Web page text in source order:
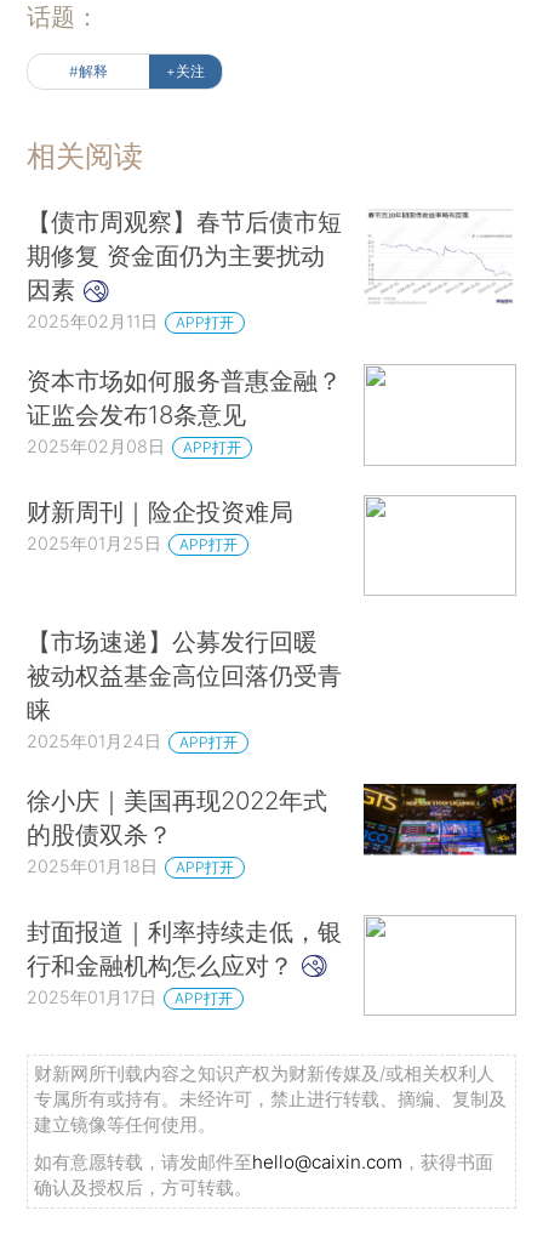
话题：
#解释 +关注
相关阅读
【债市周观察】春节后债市短
期修复 资金面仍为主要扰动
因素
2025年02月11日 APP打开
资本市场如何服务普惠金融？
证监会发布18条意见
2025年02月08日 APP打开
财新周刊｜险企投资难局
2025年01月25日 APP打开
【市场速递】公募发行回暖
被动权益基金高位回落仍受青
睐
2025年01月24日 APP打开
徐小庆｜美国再现2022年式
的股债双杀？
2025年01月18日 APP打开
封面报道｜利率持续走低，银
行和金融机构怎么应对？
2025年01月17日 APP打开
财新网所刊载内容之知识产权为财新传媒及/或相关权利人
专属所有或持有。未经许可，禁止进行转载、摘编、复制及
建立镜像等任何使用。
如有意愿转载，请发邮件至hello@caixin.com ，获得书面
确认及授权后，方可转载。